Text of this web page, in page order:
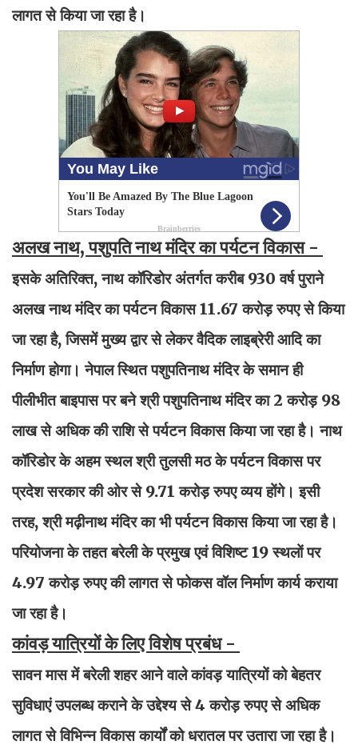
लागत से किया जा रहा है।
अलख नाथ, पशुपति नाथ मंदिर का पर्यटन विकास -
इसके अतिरिक्त, नाथ कॉरिडोर अंतर्गत करीब 930 वर्ष पुराने
अलख नाथ मंदिर का पर्यटन विकास 11.67 करोड़ रुपए से किया
जा रहा है, जिसमें मुख्य द्वार से लेकर वैदिक लाइब्रेरी आदि का
निर्माण होगा। नेपाल स्थित पशुपतिनाथ मंदिर के समान ही
पीलीभीत बाइपास पर बने श्री पशुपतिनाथ मंदिर का 2 करोड़ 98
लाख से अधिक की राशि से पर्यटन विकास किया जा रहा है। नाथ
कॉरिडोर के अहम स्थल श्री तुलसी मठ के पर्यटन विकास पर
प्रदेश सरकार की ओर से 9.71 करोड़ रुपए व्यय होंगे। इसी
तरह, श्री मढ़ीनाथ मंदिर का भी पर्यटन विकास किया जा रहा है।
परियोजना के तहत बरेली के प्रमुख एवं विशिष्ट 19 स्थलों पर
4.97 करोड़ रुपए की लागत से फोकस वॉल निर्माण कार्य कराया
जा रहा है।
कांवड़ यात्रियों के लिए विशेष प्रबंध -
सावन मास में बरेली शहर आने वाले कांवड़ यात्रियों को बेहतर
सुविधाएं उपलब्ध कराने के उद्देश्य से 4 करोड़ रुपए से अधिक
लागत से विभिन्न विकास कार्यों को धरातल पर उतारा जा रहा है।